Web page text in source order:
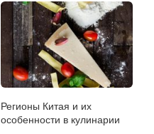
Регионы Китая и их
особенности в кулинарии